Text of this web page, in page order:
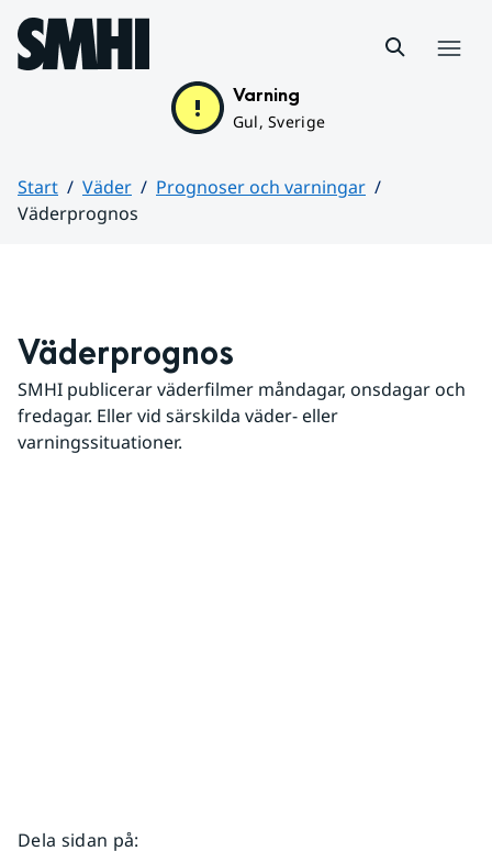
Hoppa till sidans innehåll
Varning
Gul, Sverige
Start Väder
Prognoser och varningar
Väderprognos
Väderprognos
SMHI publicerar väderfilmer måndagar, onsdagar och
fredagar. Eller vid särskilda väder- eller
varningssituationer.
Dela sidan på: